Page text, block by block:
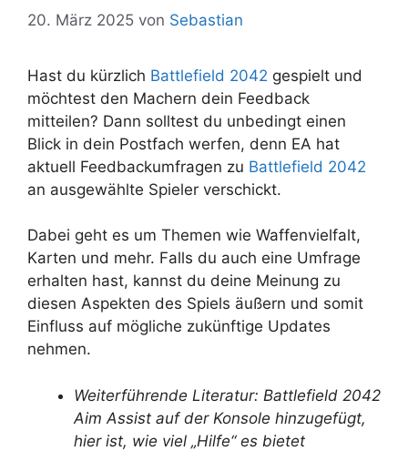
20. März 2025 von Sebastian
Hast du kürzlich Battlefield 2042 gespielt und
möchtest den Machern dein Feedback
mitteilen? Dann solltest du unbedingt einen
Blick in dein Postfach werfen, denn EA hat
aktuell Feedbackumfragen zu Battlefield 2042
an ausgewählte Spieler verschickt.
Dabei geht es um Themen wie Waffenvielfalt,
Karten und mehr. Falls du auch eine Umfrage
erhalten hast, kannst du deine Meinung zu
diesen Aspekten des Spiels äußern und somit
Einfluss auf mögliche zukünftige Updates
nehmen.
Weiterführende Literatur: Battlefield 2042
Aim Assist auf der Konsole hinzugefügt,
hier ist, wie viel „Hilfe“ es bietet